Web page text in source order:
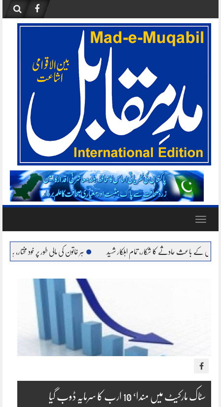
content
Toggle
کا شکار، تمام اہلکار شہید ہر خاتون کی مالی طور پر خود مختار، بااحتیار بنانا ہمارا عزم :
سٹاک مارکیٹ میں مندا‘ 10 ارب کا سرمایہ ڈوب گیا